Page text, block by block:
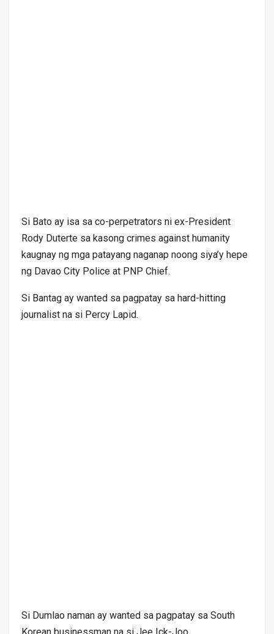
Si Bato ay isa sa co-perpetrators ni ex-President
Rody Duterte sa kasong crimes against humanity
kaugnay ng mga patayang naganap noong siya’y hepe
ng Davao City Police at PNP Chief.
Si Bantag ay wanted sa pagpatay sa hard-hitting
journalist na si Percy Lapid.
Si Dumlao naman ay wanted sa pagpatay sa South
Korean businessman na si Jee Ick-Joo.